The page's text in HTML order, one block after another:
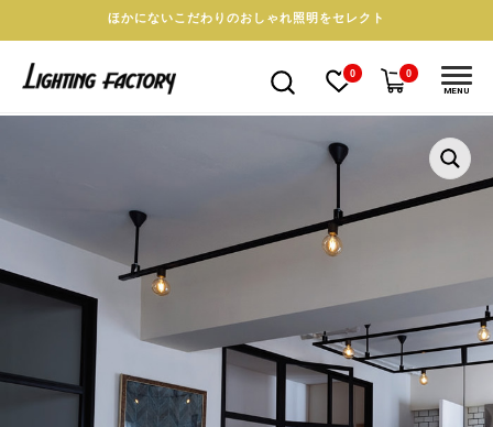
ほかにないこだわりのおしゃれ照明をセレクト
0 0
MENU